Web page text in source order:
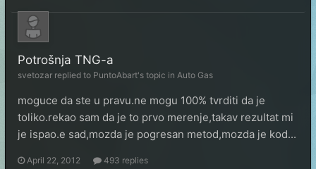
Potrošnja TNG-a
svetozar replied to PuntoAbart's topic in Auto Gas
moguce da ste u pravu.ne mogu 100% tvrditi da je
toliko.rekao sam da je to prvo merenje,takav rezultat mi
je ispao.e sad,mozda je pogresan metod,mozda je kod...
April 22, 2012 493 replies